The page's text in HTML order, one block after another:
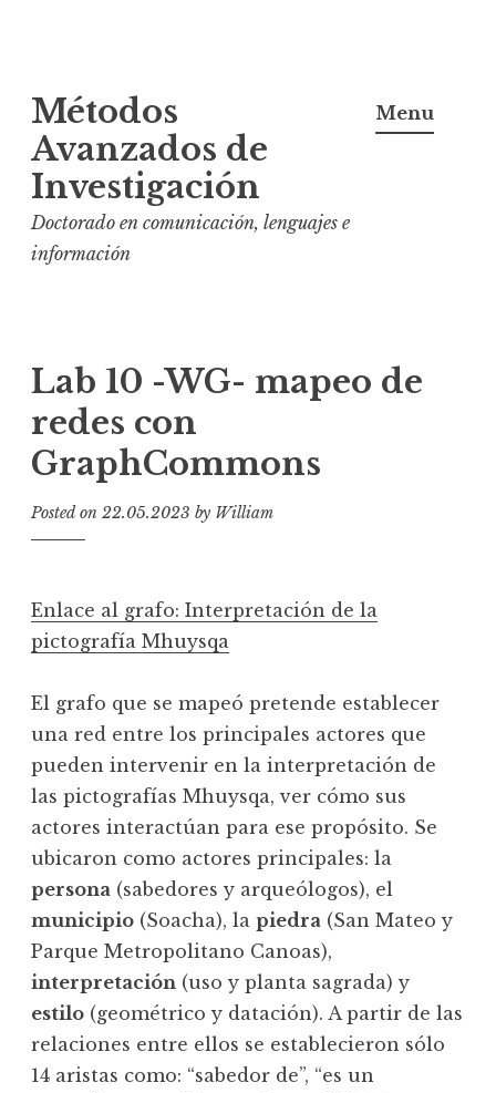
k
p
t
o
c
e
n
t
Métodos
Avanzados de
Investigación
Doctorado en comunicación, lenguajes e
información
Menu
Lab 10 -WG- mapeo de
redes con
GraphCommons
Posted on 22.05.2023 by William
Enlace al grafo: Interpretación de la
pictografía Mhuysqa
El grafo que se mapeó pretende establecer
una red entre los principales actores que
pueden intervenir en la interpretación de
las pictografías Mhuysqa, ver cómo sus
actores interactúan para ese propósito. Se
ubicaron como actores principales: la
persona (sabedores y arqueólogos), el
municipio (Soacha), la piedra (San Mateo y
Parque Metropolitano Canoas),
interpretación (uso y planta sagrada) y
estilo (geométrico y datación). A partir de las
relaciones entre ellos se establecieron sólo
14 aristas como: “sabedor de”, “es un